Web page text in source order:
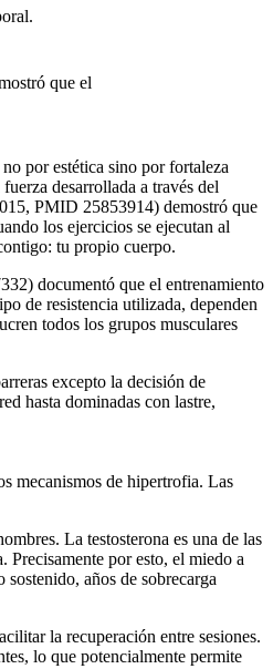
que el
por estética sino por fortaleza
desarrollada a través del
PMID 25853914) demostró que
los ejercicios se ejecutan al
tu propio cuerpo.
documentó que el entrenamiento
de resistencia utilizada, dependen
todos los grupos musculares
excepto la decisión de
hasta dominadas con lastre,
mecanismos de hipertrofia. Las
La testosterona es una de las
Precisamente por esto, el miedo a
años de sobrecarga
la recuperación entre sesiones.
lo que potencialmente permite